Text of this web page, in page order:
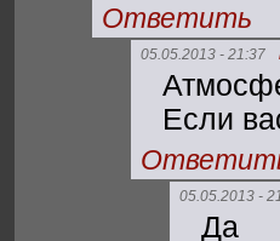
Ответить
05.05.2013 - 21:37
Если
05.05.2013 -
Да